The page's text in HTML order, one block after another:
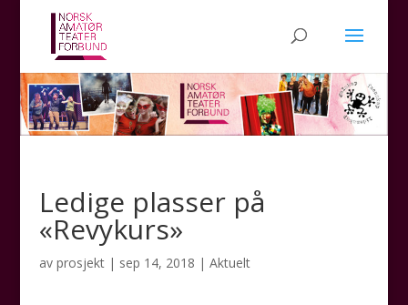
Ledige plasser på
«Revykurs»
av prosjekt| sep 14, 2018 | Aktuelt